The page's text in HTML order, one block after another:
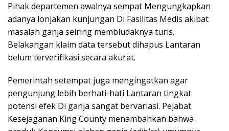
Pihak departemen awalnya sempat Mengungkapkan
adanya lonjakan kunjungan Di Fasilitas Medis akibat
masalah ganja seiring membludaknya turis.
Belakangan klaim data tersebut dihapus Lantaran
belum terverifikasi secara akurat.
Pemerintah setempat juga mengingatkan agar
pengunjung lebih berhati-hati Lantaran tingkat
potensi efek Di ganja sangat bervariasi. Pejabat
Kesejaganan King County menambahkan bahwa